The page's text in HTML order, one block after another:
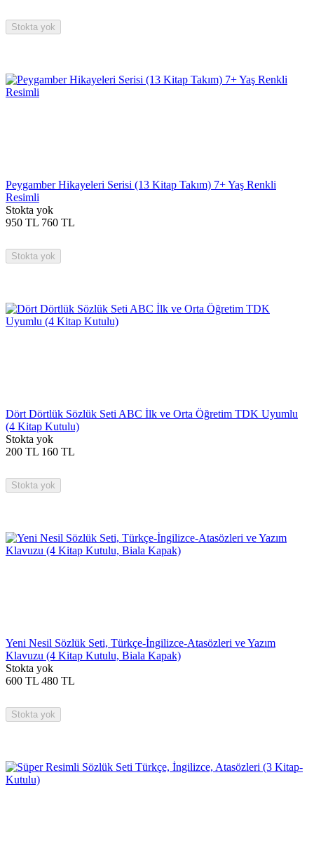
Stokta yok
Peygamber Hikayeleri Serisi (13 Kitap Takım) 7+ Yaş Renkli
Resimli
Stokta yok
950 TL 760 TL
Stokta yok
Dört Dörtlük Sözlük Seti ABC İlk ve Orta Öğretim TDK Uyumlu
(4 Kitap Kutulu)
Stokta yok
200 TL 160 TL
Stokta yok
Yeni Nesil Sözlük Seti, Türkçe-İngilizce-Atasözleri ve Yazım
Klavuzu (4 Kitap Kutulu, Biala Kapak)
Stokta yok
600 TL 480 TL
Stokta yok